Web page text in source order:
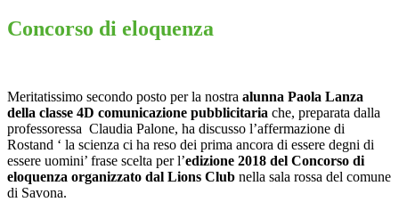
Concorso di eloquenza
Meritatissimo secondo posto per la nostra alunna Paola Lanza
della classe 4D comunicazione pubblicitaria che, preparata dalla
professoressa Claudia Palone, ha discusso l’affermazione di
Rostand ‘ la scienza ci ha reso dei prima ancora di essere degni di
essere uomini’ frase scelta per l’edizione 2018 del Concorso di
eloquenza organizzato dal Lions Club nella sala rossa del comune
di Savona.